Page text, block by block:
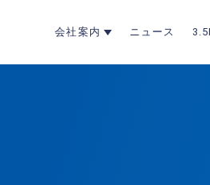
会社案内 ニュース